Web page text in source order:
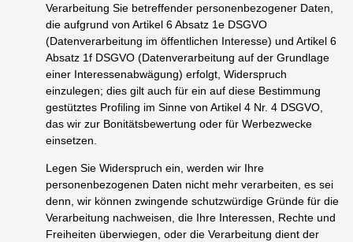
Verarbeitung Sie betreffender personenbezogener Daten,
die aufgrund von Artikel 6 Absatz 1e DSGVO
(Datenverarbeitung im öffentlichen Interesse) und Artikel 6
Absatz 1f DSGVO (Datenverarbeitung auf der Grundlage
einer Interessenabwägung) erfolgt, Widerspruch
einzulegen; dies gilt auch für ein auf diese Bestimmung
gestütztes Profiling im Sinne von Artikel 4 Nr. 4 DSGVO,
das wir zur Bonitätsbewertung oder für Werbezwecke
einsetzen.
Legen Sie Widerspruch ein, werden wir Ihre
personenbezogenen Daten nicht mehr verarbeiten, es sei
denn, wir können zwingende schutzwürdige Gründe für die
Verarbeitung nachweisen, die Ihre Interessen, Rechte und
Freiheiten überwiegen, oder die Verarbeitung dient der